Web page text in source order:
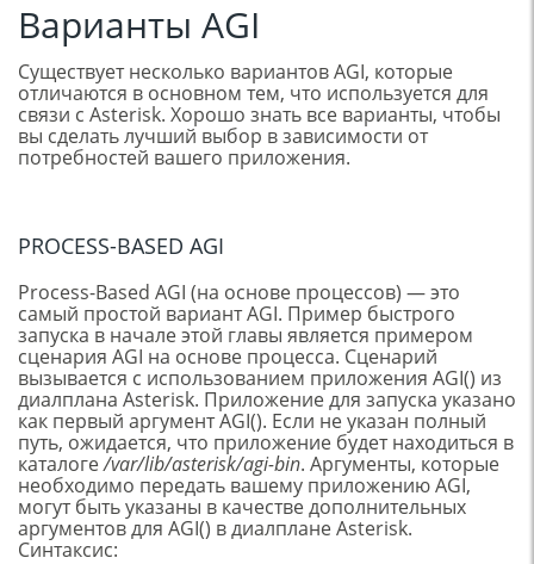
Варианты AGI
Существует несколько вариантов AGI, которые
отличаются в основном тем, что используется для
связи с Asterisk. Хорошо знать все варианты, чтобы
вы сделать лучший выбор в зависимости от
потребностей вашего приложения.
PROCESS-BASED AGI
Process-Based AGI (на основе процессов) — это
самый простой вариант AGI. Пример быстрого
запуска в начале этой главы является примером
сценария AGI на основе процесса. Сценарий
вызывается с использованием приложения AGI() из
диалплана Asterisk. Приложение для запуска указано
как первый аргумент AGI(). Если не указан полный
путь, ожидается, что приложение будет находиться в
каталоге/var/lib/asterisk/agi-bin. Аргументы, которые
необходимо передать вашему приложению AGI,
могут быть указаны в качестве дополнительных
аргументов для AGI() в диалплане Asterisk.
Синтаксис: